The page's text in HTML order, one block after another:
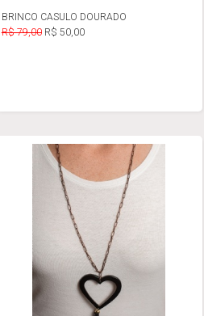
BRINCO CASULO DOURADO
R$ 79,00R$ 50,00